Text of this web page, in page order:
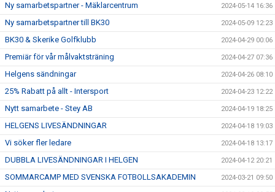
Ny samarbetspartner - Mäklarcentrum 2024-05-14 16:36
Ny samarbetspartner till BK30 2024-05-09 12:23
BK30 & Skerike Golfklubb 2024-04-29 00:06
Premiär för vår målvaktsträning 2024-04-27 07:36
Helgens sändningar 2024-04-26 08:10
25% Rabatt på allt - Intersport 2024-04-23 12:22
Nytt samarbete - Stey AB 2024-04-19 18:25
HELGENS LIVESÄNDNINGAR 2024-04-18 19:03
Vi söker fler ledare 2024-04-18 13:17
DUBBLA LIVESÄNDNINGAR I HELGEN 2024-04-12 20:21
SOMMARCAMP MED SVENSKA FOTBOLLSAKADEMIN 2024-03-21 09:50